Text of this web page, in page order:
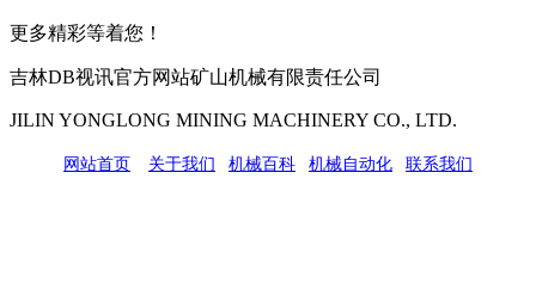
更多精彩等着您！
吉林DB视讯官方网站矿山机械有限责任公司
JILIN YONGLONG MINING MACHINERY CO., LTD.
网站首页 关于我们 机械百科 机械自动化 联系我们